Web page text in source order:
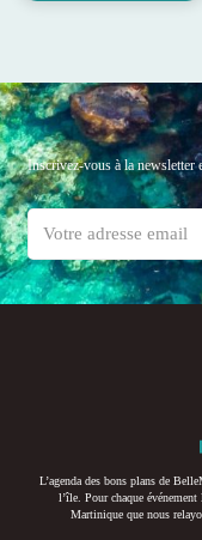
Inscrivez-vous à la newsletter
L’agenda des bons plans de
l’île. Pour chaque
Martinique que nous